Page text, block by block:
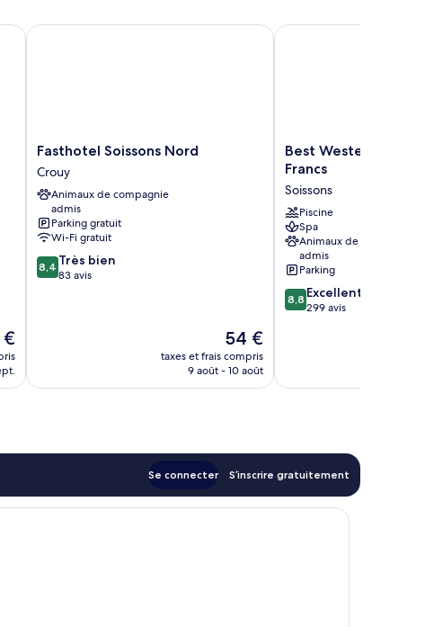
€
Relais
Fasthotel
Soissons
Nord
Crouy
Fasthotel Soissons Nord
Crouy
Animaux de compagnie
admis
Parking gratuit
Wi-Fi gratuit
8.4
sur
8,4 Très bien
83 avis
Le
nouveau
prix
54 €
taxes et frais compris
9 août - 10 août
Fasthotel Soissons Nord
Best
Western
Hotel
des
Francs
Soissons
Best Western Plus
Francs
Soissons
Piscine
Spa
Animaux de compagnie
admis
Parking
8.8
sur
8,8 Excellent
299 avis
Best Western Plus
Se connecter S’inscrire gratuitement